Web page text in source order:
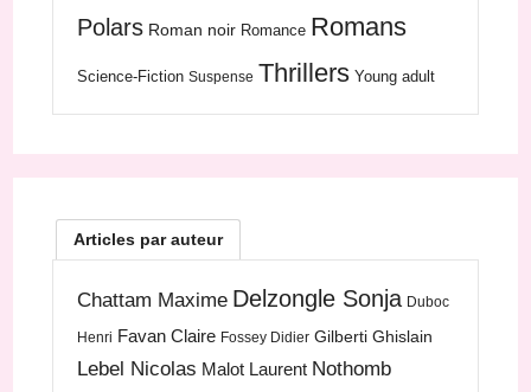
Polars Roman noir Romance Romans
Science-Fiction Suspense Thrillers Young adult
Articles par auteur
Chattam Maxime Delzongle Sonja Duboc
Henri Favan Claire Fossey Didier Gilberti Ghislain
Lebel Nicolas Malot Laurent Nothomb